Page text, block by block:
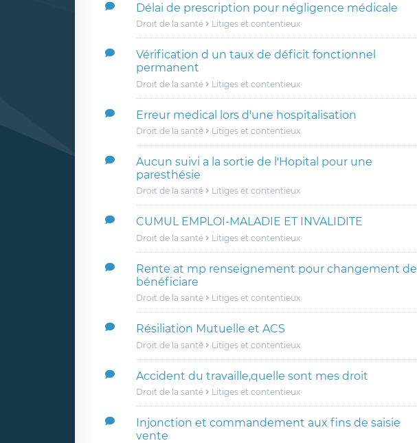
Délai de prescription pour négligence médicale
Droit de la santé Litiges et contentieux
Vérification d un taux de déficit fonctionnel
permanent
Droit de la santé Litiges et contentieux
Erreur medical lors d'une hospitalisation
Droit de la santé Litiges et contentieux
Aucun suivi a la sortie de l'Hopital pour une
paresthésie
Droit de la santé Litiges et contentieux
CUMUL EMPLOI-MALADIE ET INVALIDITE
Droit de la santé Litiges et contentieux
Rente at mp renseignement pour changement de
bénéficiare
Droit de la santé Litiges et contentieux
Résiliation Mutuelle et ACS
Droit de la santé Litiges et contentieux
Accident du travaille,quelle sont mes droit
Droit de la santé Litiges et contentieux
Injonction et commandement aux fins de saisie
vente